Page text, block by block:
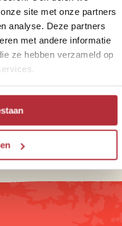
site met onze partners
analyse. Deze partners
met andere informatie
ze hebben verzameld op
je reis onverhoopt niet door
in Myanmar zijn? Dat kan!